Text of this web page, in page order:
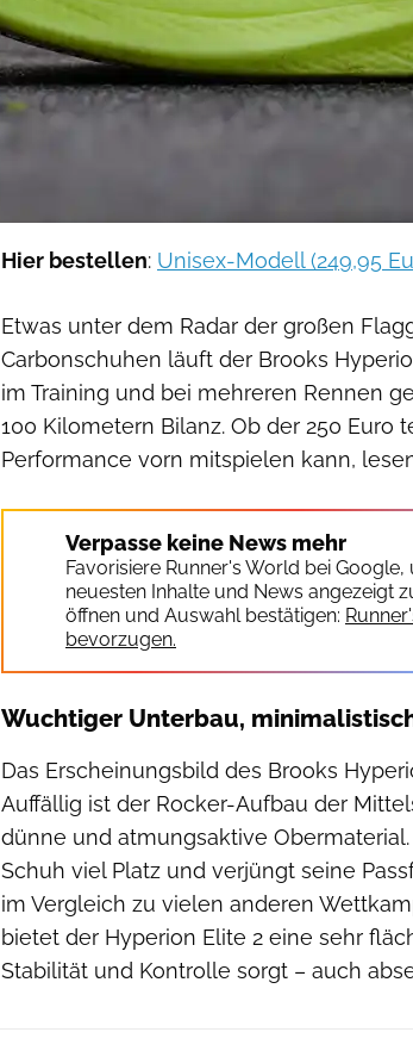
Hier bestellen: Unisex-Modell (249,95
Etwas unter dem Radar der großen
Carbonschuhen läuft der Brooks
im Training und bei mehreren Rennen
100 Kilometern Bilanz. Ob der 250 Euro
Performance vorn mitspielen kann,
Verpasse keine News mehr
Favorisiere Runner's World bei
neuesten Inhalte und News angezeigt
öffnen und Auswahl bestätigen:
bevorzugen.
Wuchtiger Unterbau,
Das Erscheinungsbild des Brooks
Auffällig ist der Rocker-Aufbau der
dünne und atmungsaktive
Schuh viel Platz und verjüngt seine
im Vergleich zu vielen anderen
bietet der Hyperion Elite 2 eine sehr
Stabilität und Kontrolle sorgt – auch